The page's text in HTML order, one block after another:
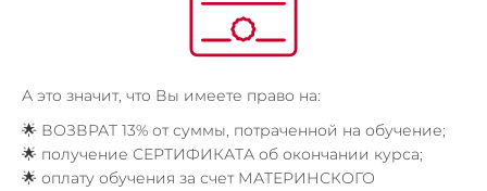
А это значит, что Вы имеете право на:
🌟 ВОЗВРАТ 13% от суммы, потраченной на обучение;
🌟 получение СЕРТИФИКАТА об окончании курса;
🌟 оплату обучения за счет МАТЕРИНСКОГО